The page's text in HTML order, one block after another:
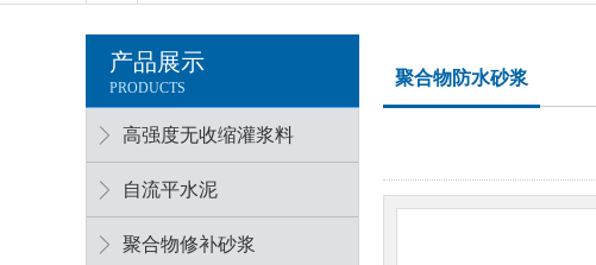
产品展示
PRODUCTS
高强度无收缩灌浆料
自流平水泥
聚合物修补砂浆
聚合物防水砂浆